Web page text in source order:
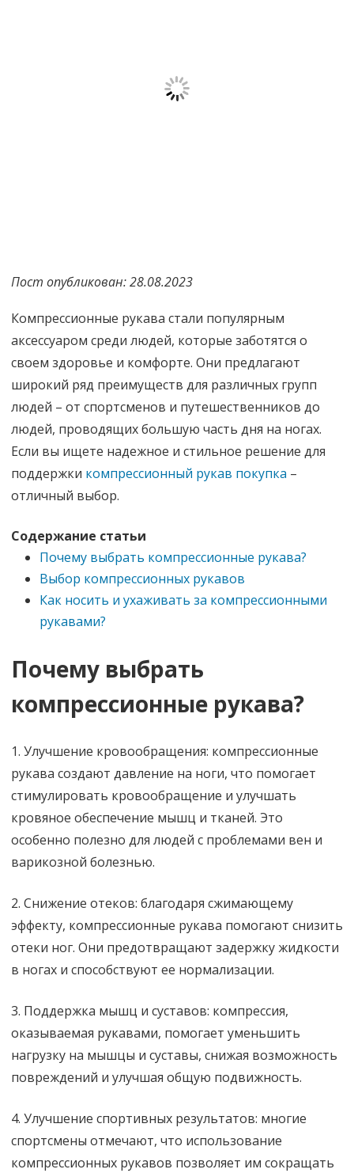
Пост опубликован: 28.08.2023
Компрессионные рукава стали популярным
аксессуаром среди людей, которые заботятся о
своем здоровье и комфорте. Они предлагают
широкий ряд преимуществ для различных групп
людей – от спортсменов и путешественников до
людей, проводящих большую часть дня на ногах.
Если вы ищете надежное и стильное решение для
поддержки компрессионный рукав покупка –
отличный выбор.
Содержание статьи
Почему выбрать компрессионные рукава?
Выбор компрессионных рукавов
Как носить и ухаживать за компрессионными
рукавами?
Почему выбрать
компрессионные рукава?
1. Улучшение кровообращения: компрессионные
рукава создают давление на ноги, что помогает
стимулировать кровообращение и улучшать
кровяное обеспечение мышц и тканей. Это
особенно полезно для людей с проблемами вен и
варикозной болезнью.
2. Снижение отеков: благодаря сжимающему
эффекту, компрессионные рукава помогают снизить
отеки ног. Они предотвращают задержку жидкости
в ногах и способствуют ее нормализации.
3. Поддержка мышц и суставов: компрессия,
оказываемая рукавами, помогает уменьшить
нагрузку на мышцы и суставы, снижая возможность
повреждений и улучшая общую подвижность.
4. Улучшение спортивных результатов: многие
спортсмены отмечают, что использование
компрессионных рукавов позволяет им сокращать